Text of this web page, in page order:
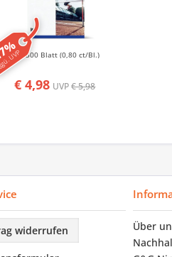
UVP
€ 4,98 UVP€ 5,98
500 Blatt (0,80 ct/Bl.)
widerrufen
Über